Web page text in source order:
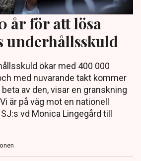
år för att lösa
underhållsskuld
ökar med 400 000
med nuvarande takt kommer
av den, visar en granskning
är på väg mot en nationell
vd Monica Lingegård till